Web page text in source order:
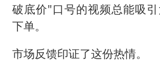
破底价"口号的视频总能吸
下单。
市场反馈印证了这份热情。